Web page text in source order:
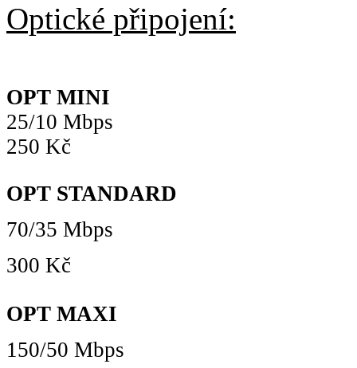
Optické připojení:
OPT MINI
25/10 Mbps
250 Kč
OPT STANDARD
70/35 Mbps
300 Kč
OPT MAXI
150/50 Mbps